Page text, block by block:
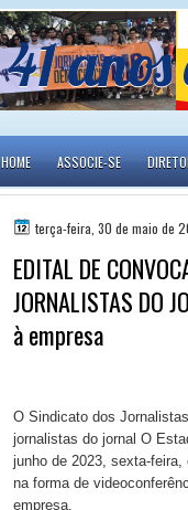
41
HOME ASSOCIE-SE
terça-feira, 30 de maio de
EDITAL DE
JORNALISTAS DO
à empresa
O Sindicato dos
jornalistas do jornal O
junho de 2023, sexta-
na forma de
empresa.